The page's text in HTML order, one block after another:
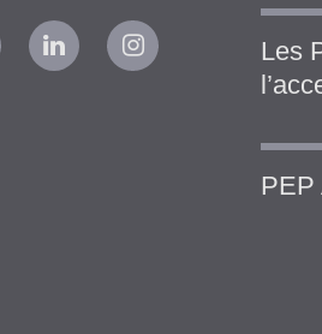
Les
PEP